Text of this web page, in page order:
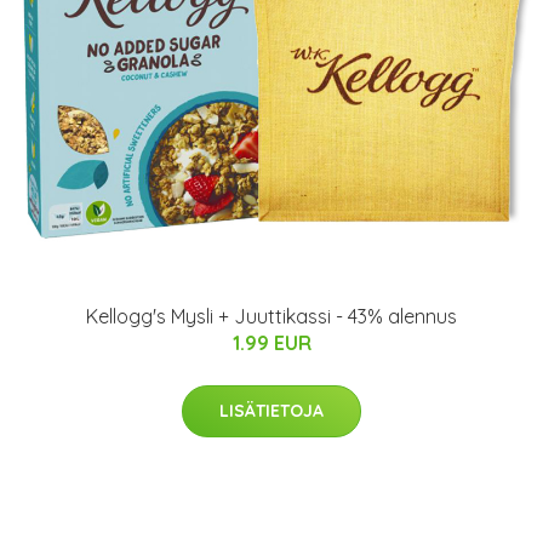
Kellogg's Mysli + Juuttikassi - 43% alennus
1.99 EUR
LISÄTIETOJA